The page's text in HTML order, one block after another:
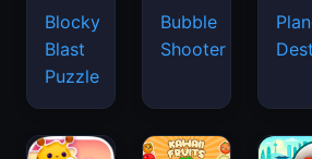
Blocky
Blast
Puzzle
Bubble
Shooter